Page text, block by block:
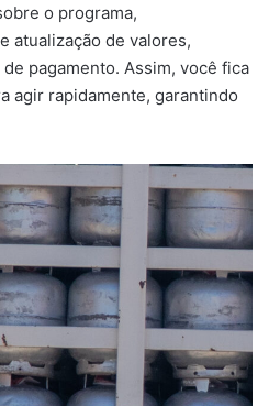
o programa,
atualização de valores,
pagamento. Assim, você fica
agir rapidamente, garantindo